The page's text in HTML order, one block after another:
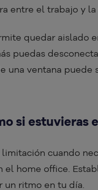
entre el trabajo y
quedar aislado
puedas
una ventana puede
si estuvieras
cuando
home office.
un ritmo en tu día.